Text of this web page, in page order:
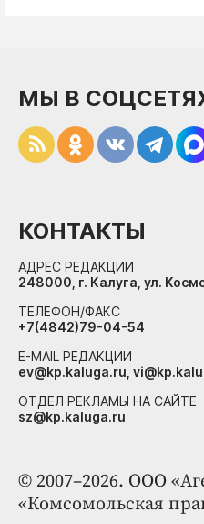
© 2007–2026. ООО
«Комсомольская
МЫ В
КОНТАКТЫ
АДРЕС РЕДАКЦИИ
248000, г. Калуга, ул.
ТЕЛЕФОН/ФАКС
+7(4842)79-04-54
E-MAIL РЕДАКЦИИ
ev@kp.kaluga.ru,
ОТДЕЛ РЕКЛАМЫ НА САЙТЕ
sz@kp.kaluga.ru